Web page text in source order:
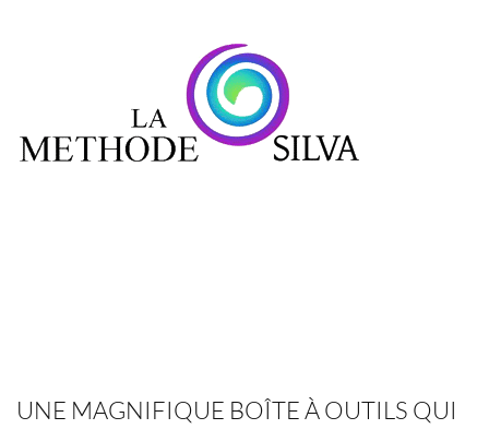
UNE MAGNIFIQUE BOÎTE À OUTILS QUI